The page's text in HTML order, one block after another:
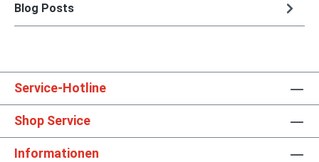
Blog Posts
Service-Hotline
Shop Service
Informationen